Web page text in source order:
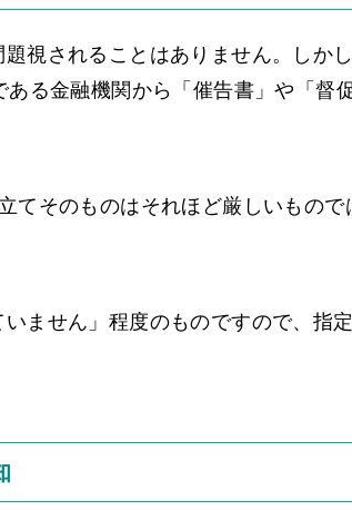
視されることはありません。しか
る金融機関から「催告書」や「督
てそのものはそれほど厳しいもので
ません」程度のものですので、指定